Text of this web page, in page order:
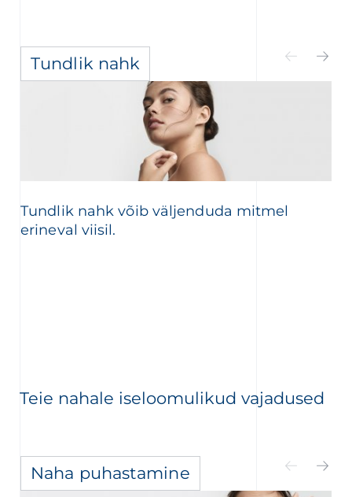
Tundlik nahk
Tundlik nahk võib väljenduda mitmel
erineval viisil.
Teie nahale iseloomulikud vajadused
Naha puhastamine